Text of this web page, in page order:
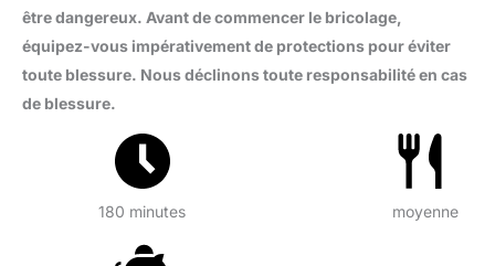
être dangereux. Avant de commencer le bricolage,
équipez-vous impérativement de protections pour éviter
toute blessure. Nous déclinons toute responsabilité en cas
de blessure.
180 minutes moyenne